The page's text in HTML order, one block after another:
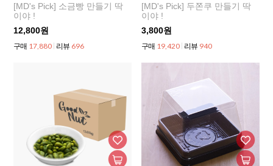
[MD's Pick] 소금빵 만들기 딱
이야 !
12,800원
구매 17,880 리뷰 696
[MD's Pick] 두쫀쿠 만들기 딱
이야 !
3,800원
구매 19,420 리뷰 940